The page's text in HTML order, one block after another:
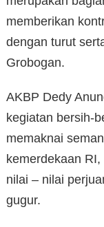
memberikan
dengan turut
Grobogan.
AKBP Dedy
kegiatan bersih-
memaknai
kemerdekaan
nilai – nilai
gugur.